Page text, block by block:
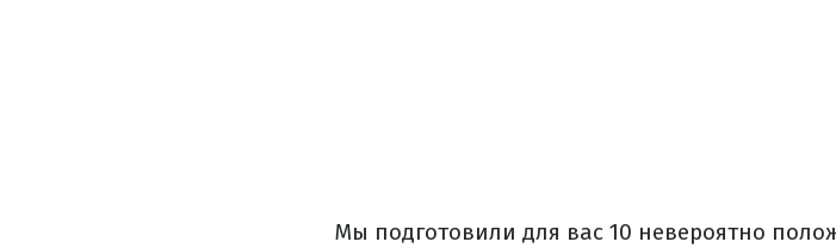
Мы подготовили для вас 10 невероятно